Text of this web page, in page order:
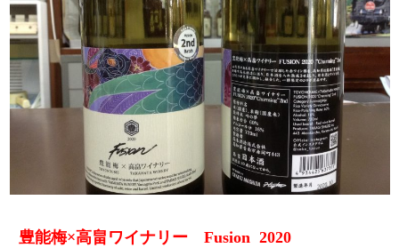
豊能梅×高畠ワイナリー Fusion 2020